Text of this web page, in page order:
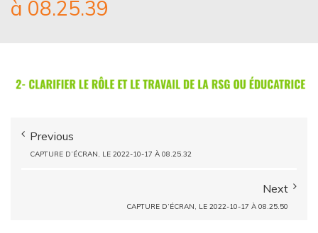
à 08.25.39
Previous
CAPTURE D’ÉCRAN, LE 2022-10-17 À 08.25.32
Next
CAPTURE D’ÉCRAN, LE 2022-10-17 À 08.25.50